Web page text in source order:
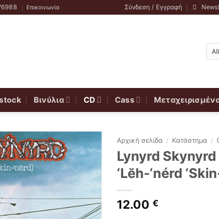
Επικοινωνία Σύνδεση / Εγγραφή
Βινύλια CD Cass
Αρχική σελίδα / Κατάστημα /
Lynyrd
‘Lĕh-‘nérd
12.00 €